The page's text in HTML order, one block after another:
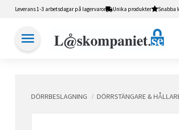
Leverans 1-3 arbetsdagar på lagervaror Unika produkter Snabba
DÖRRBESLAGNING DÖRRSTÄNGARE &